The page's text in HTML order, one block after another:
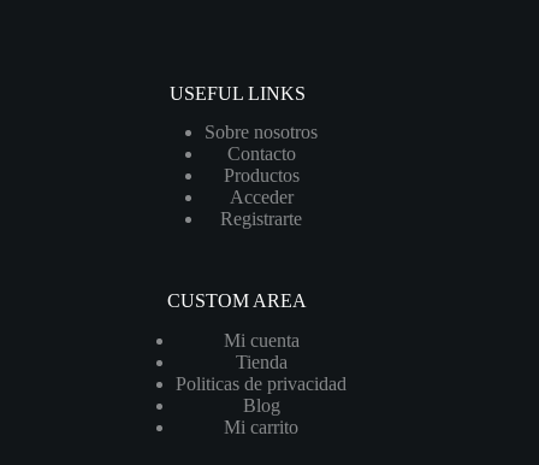
USEFUL LINKS
Sobre nosotros
Contacto
Productos
Acceder
Registrarte
CUSTOM AREA
Mi cuenta
Tienda
Politicas de privacidad
Blog
Mi carrito